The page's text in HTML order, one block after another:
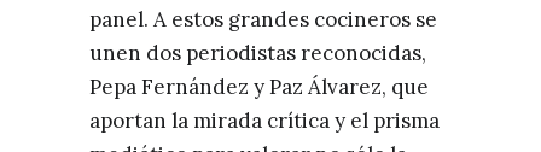
panel. A estos grandes cocineros se
unen dos periodistas reconocidas,
Pepa Fernández y Paz Álvarez, que
aportan la mirada crítica y el prisma